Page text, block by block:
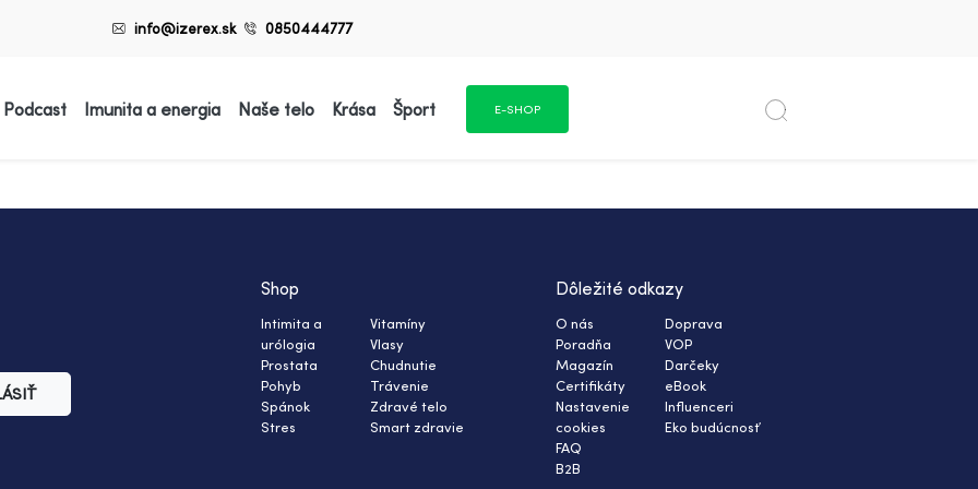
info@izerex.sk 0850444777
Imunita a energia Naše telo Krása Šport E-SHOP
Shop
Intimita a
urólogia
Prostata
Pohyb
Spánok
Stres
Vitamíny
Vlasy
Chudnutie
Trávenie
Zdravé telo
Smart zdravie
Dôležité odkazy
O nás
Poradňa
Magazín
Certifikáty
Nastavenie
cookies
FAQ
B2B
Doprava
VOP
Darčeky
eBook
Influenceri
Eko budúcnosť